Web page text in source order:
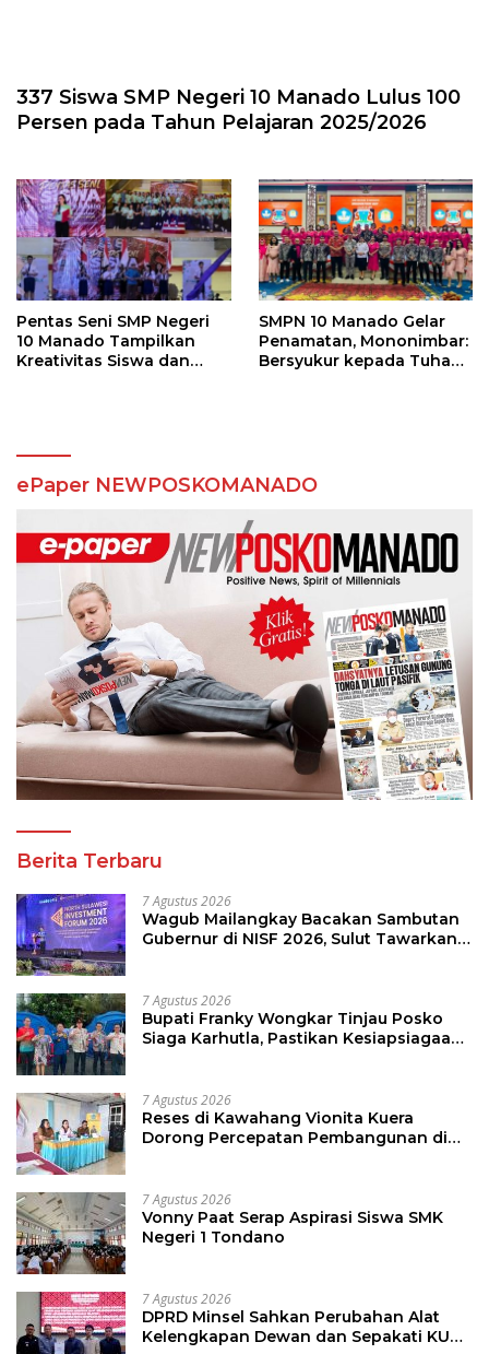
337 Siswa SMP Negeri 10 Manado Lulus 100
Persen pada Tahun Pelajaran 2025/2026
Pentas Seni SMP Negeri
10 Manado Tampilkan
Kreativitas Siswa dan
SMPN 10 Manado Gelar
Penamatan, Mononimbar:
Bersyukur kepada Tuhan
ePaper NEWPOSKOMANADO
Berita Terbaru
7 Agustus 2026
Wagub Mailangkay Bacakan Sambutan
Gubernur di NISF 2026, Sulut Tawarkan
7 Agustus 2026
Bupati Franky Wongkar Tinjau Posko
Siaga Karhutla, Pastikan Kesiapsiagaan
7 Agustus 2026
Reses di Kawahang Vionita Kuera
Dorong Percepatan Pembangunan di
7 Agustus 2026
Vonny Paat Serap Aspirasi Siswa SMK
Negeri 1 Tondano
7 Agustus 2026
DPRD Minsel Sahkan Perubahan Alat
Kelengkapan Dewan dan Sepakati KUA-